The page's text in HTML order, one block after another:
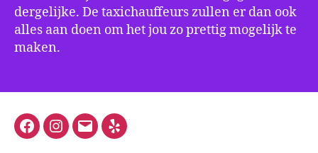
dergelijke. De taxichauffeurs zullen er dan ook
alles aan doen om het jou zo prettig mogelijk te
maken.
FacebookInstagram
E-
Yelp